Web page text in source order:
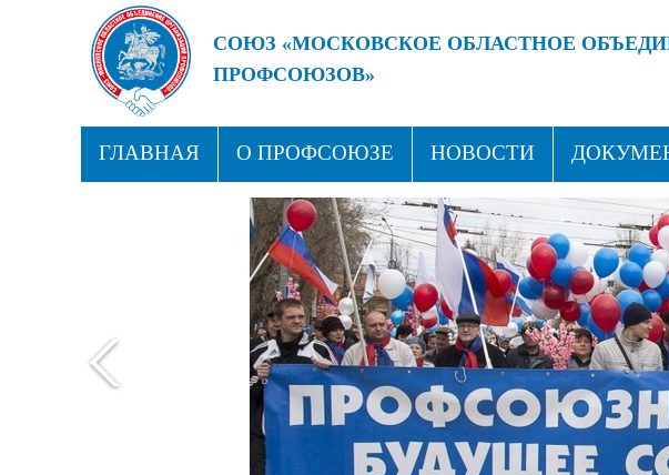
СОЮЗ «МОСКОВСКОЕ ОБЛАСТНОЕ
ПРОФСОЮЗОВ»
ГЛАВНАЯ О ПРОФСОЮЗЕ НОВОСТИ
ПРОФСОЮЗНЫЕ ЗДРАВНИЦЫ КОНТАКТЫ